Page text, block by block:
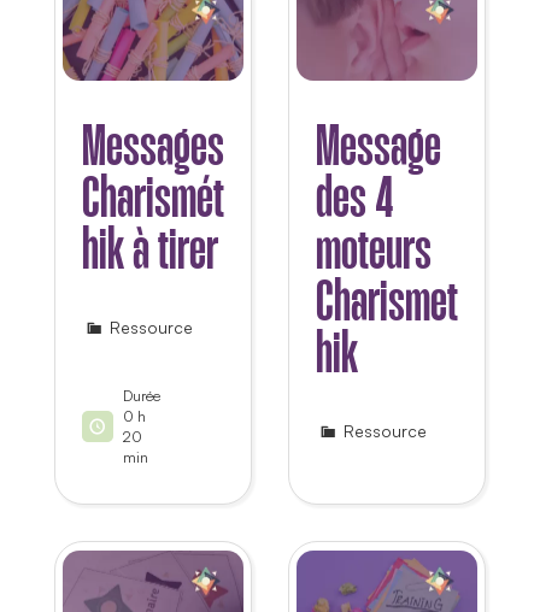
Messages
Charismét
hik à tirer
Ressource
Durée
0 h
20
min
Message
des 4
moteurs
Charismet
hik
Ressource